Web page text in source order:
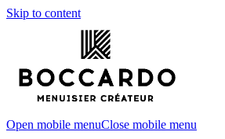
Skip to content
Open mobile menuClose mobile menu